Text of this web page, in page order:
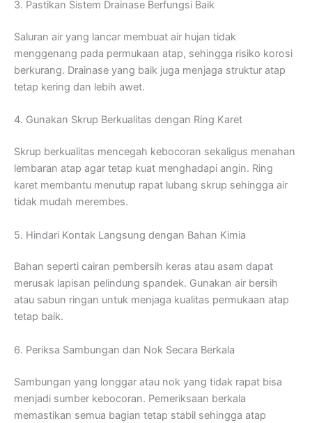
3. Pastikan Sistem Drainase Berfungsi Baik
Saluran air yang lancar membuat air hujan tidak
menggenang pada permukaan atap, sehingga risiko korosi
berkurang. Drainase yang baik juga menjaga struktur atap
tetap kering dan lebih awet.
4. Gunakan Skrup Berkualitas dengan Ring Karet
Skrup berkualitas mencegah kebocoran sekaligus menahan
lembaran atap agar tetap kuat menghadapi angin. Ring
karet membantu menutup rapat lubang skrup sehingga air
tidak mudah merembes.
5. Hindari Kontak Langsung dengan Bahan Kimia
Bahan seperti cairan pembersih keras atau asam dapat
merusak lapisan pelindung spandek. Gunakan air bersih
atau sabun ringan untuk menjaga kualitas permukaan atap
tetap baik.
6. Periksa Sambungan dan Nok Secara Berkala
Sambungan yang longgar atau nok yang tidak rapat bisa
menjadi sumber kebocoran. Pemeriksaan berkala
memastikan semua bagian tetap stabil sehingga atap